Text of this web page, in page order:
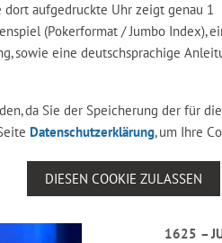
aufgedruckte Uhr zeigt genau 1
(Pokerformat / Jumbo Index),
sowie eine deutschsprachige
da Sie der Speicherung der für
Datenschutzerklärung, um Ihre
DIESEN COOKIE ZULASSEN
1625 –